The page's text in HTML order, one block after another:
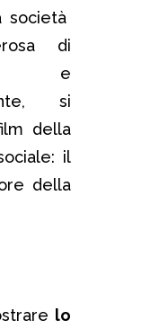
società
di
e
si
della
il
della
lo